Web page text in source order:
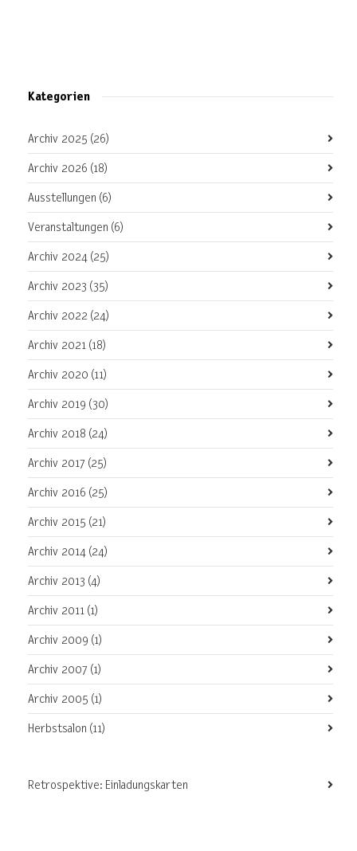
Kategorien
Archiv 2025 (26)
Archiv 2026 (18)
Ausstellungen (6)
Veranstaltungen (6)
Archiv 2024 (25)
Archiv 2023 (35)
Archiv 2022 (24)
Archiv 2021 (18)
Archiv 2020 (11)
Archiv 2019 (30)
Archiv 2018 (24)
Archiv 2017 (25)
Archiv 2016 (25)
Archiv 2015 (21)
Archiv 2014 (24)
Archiv 2013 (4)
Archiv 2011 (1)
Archiv 2009 (1)
Archiv 2007 (1)
Archiv 2005 (1)
Herbstsalon (11)
Retrospektive: Einladungskarten